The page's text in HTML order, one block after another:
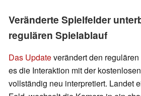
Veränderte Spielfelder
regulären Spielablauf
Das Updateverändert den
es die Interaktion mit der
vollständig neu interpretiert. Landet